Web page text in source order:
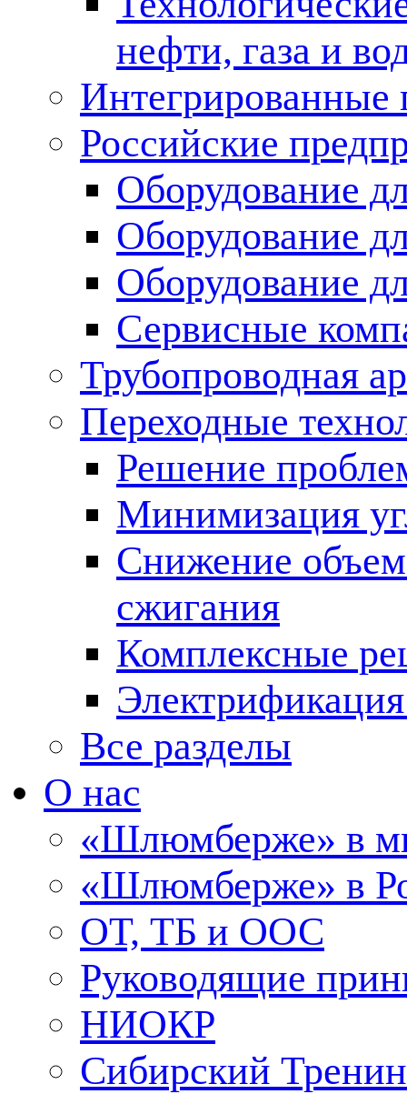
нефти, газа и
Российские
Оборудование
Оборудование
Оборудование
Сервисные
Трубопроводная
Переходные
Решение
Минимизация
Снижение
сжигания
Комплексные
Все разделы
О нас
«Шлюмберже» в
«Шлюмберже» в
ОТ, ТБ и ООС
Руководящие
НИОКР
Сибирский